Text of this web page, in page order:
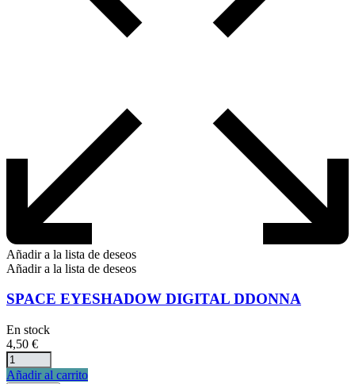
Añadir a la lista de deseos
Añadir a la lista de deseos
SPACE EYESHADOW DIGITAL DDONNA
En stock
4,50 €
Añadir al carrito